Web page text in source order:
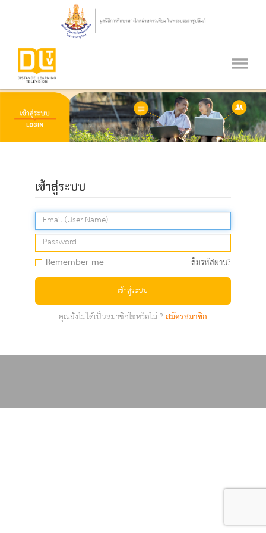
เข้าสู่ระบบ
Remember me ลืมรหัสผ่าน?
เข้าสู่ระบบ
คุณยังไม่ได้เป็นสมาชิกใช่หรือไม่ ?สมัครสมาชิก